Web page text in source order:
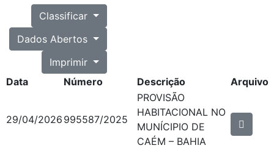
Classificar
Dados Abertos
Imprimir
Data
Número Descrição Arquivo
29/04/2026 995587/2025
PROVISÃO
HABITACIONAL NO
MUNÍCIPIO DE
CAÉM – BAHIA